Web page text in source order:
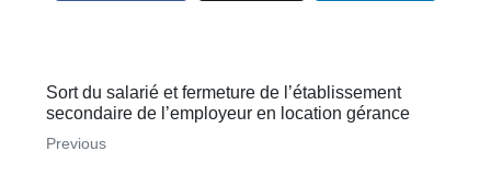
Sort du salarié et fermeture de l’établissement
secondaire de l’employeur en location gérance
Previous